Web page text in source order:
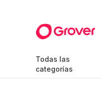
Todas las
categorías